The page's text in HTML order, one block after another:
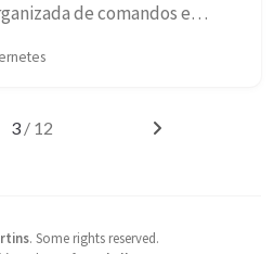
de comandos e
estrutura segue uma lógica
3 / 12
. Some rights reserved.